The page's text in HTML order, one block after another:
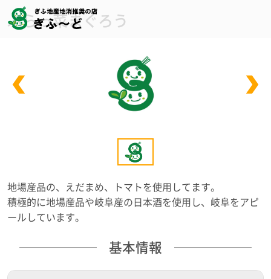
ぶらっ菜まぐろう
地場産品の、えだまめ、トマトを使用してます。
積極的に地場産品や岐阜産の日本酒を使用し、岐阜をアピ
ールしています。
基本情報